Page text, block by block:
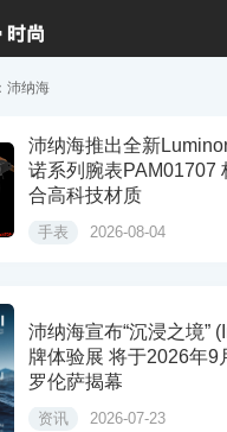
沛纳海
沛纳海推出全新
诺系列腕表PAM01707
合高科技材质
手表 2026-08-04
沛纳海宣布“沉浸之境”
牌体验展 将于2026年9
罗伦萨揭幕
资讯 2026-07-23